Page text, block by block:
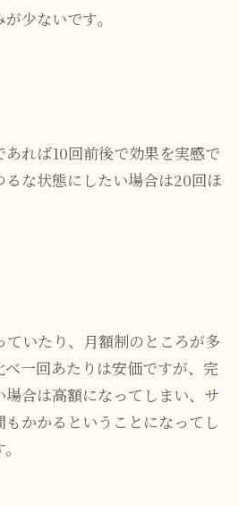
少ないです。
れば10回前後で効果を実感で
るな状態にしたい場合は20回ほ
ていたり、月額制のところが多
一回あたりは安価ですが、完
合は高額になってしまい、サ
かかるということになってし